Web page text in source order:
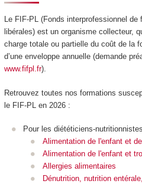
Le FIF-PL (Fonds interprofessionnel de
libérales) est un organisme collecteur,
charge totale ou partielle du coût de la
d’une enveloppe annuelle (demande
www.fifpl.fr).
Retrouvez toutes nos formations
le FIF-PL en 2026 :
Pour les diététiciens-
Alimentation de l'enfant et
Alimentation de l'enfant et
All ergies alimentaires
Dénutrition, nutrition